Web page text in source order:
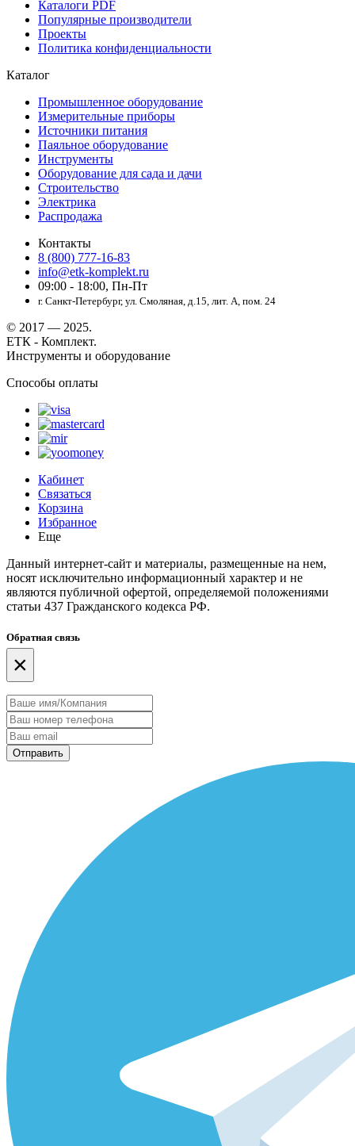
Каталоги PDF
Популярные производители
Проекты
Политика конфиденциальности
Каталог
Промышленное оборудование
Измерительные приборы
Источники питания
Паяльное оборудование
Инструменты
Оборудование для сада и дачи
Строительство
Электрика
Распродажа
Контакты
8 (800) 777-16-83
info@etk-komplekt.ru
09:00 - 18:00, Пн-Пт
г. Санкт-Петербург, ул. Смоляная, д.15, лит. А, пом. 24
© 2017 — 2025.
ЕТК - Комплект.
Инструменты и оборудование
Способы оплаты
Кабинет
Связаться
Корзина
Избранное
Еще
Данный интернет-сайт и материалы, размещенные на нем,
носят исключительно информационный характер и не
являются публичной офертой, определяемой положениями
статьи 437 Гражданского кодекса РФ.
Обратная связь
×
Отправить